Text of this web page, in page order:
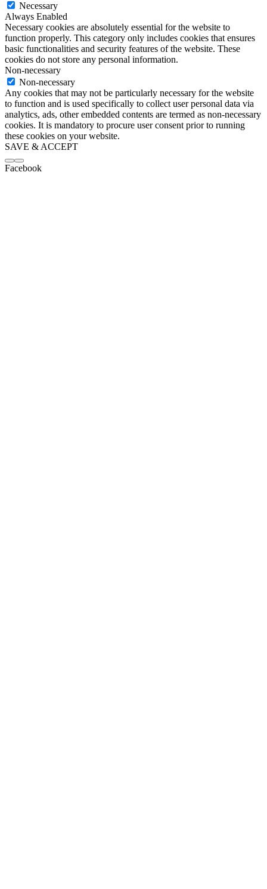
Necessary
Always Enabled
Necessary cookies are absolutely essential for the website to
function properly. This category only includes cookies that ensures
basic functionalities and security features of the website. These
cookies do not store any personal information.
Non-necessary
Non-necessary
Any cookies that may not be particularly necessary for the website
to function and is used specifically to collect user personal data via
analytics, ads, other embedded contents are termed as non-necessary
cookies. It is mandatory to procure user consent prior to running
these cookies on your website.
SAVE & ACCEPT
Facebook